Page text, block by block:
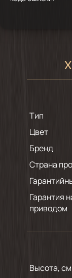
Тип
Цвет
Бренд
Страна
Гарантия
приводом
Высота, см